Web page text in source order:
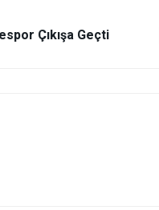
Çıkışa Geçti